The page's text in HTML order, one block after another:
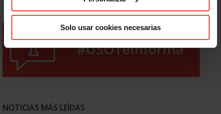
Solo usar cookies necesarias
NOTICIAS MÁS LEÍDAS